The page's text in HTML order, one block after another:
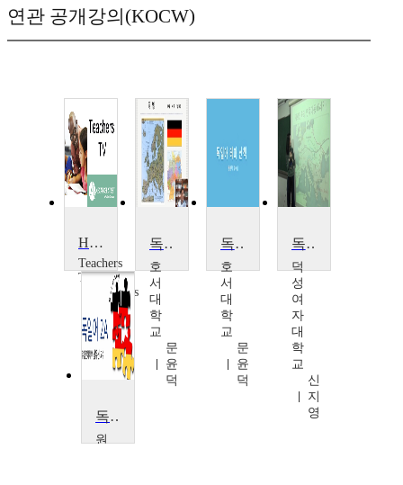
연관 공개강의(KOCW)
Holocaust: A Pre-war German Jewish Family
Teachers
TV
Teachers
TV
독일어 테마 산책
호
서
대
학
교
문
윤
덕
독일어 테마 산책
호
서
대
학
교
문
윤
덕
독일어 필수문법
덕
성
여
자
대
학
교
신
지
영
독일어2A
원